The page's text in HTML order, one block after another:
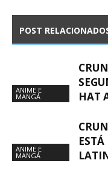
POST
ANIME E
MANGÁ
HAT
ANIME E
MANGÁ